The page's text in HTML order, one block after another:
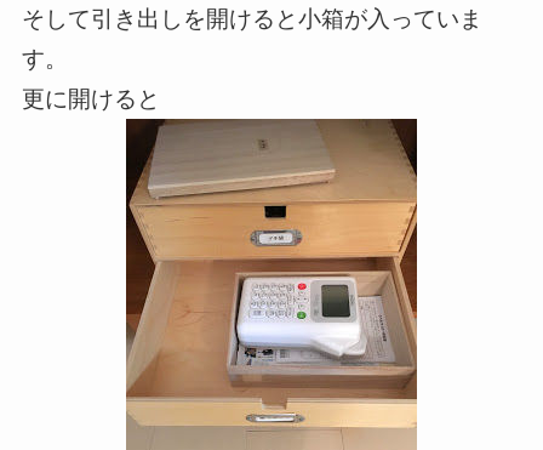
そして引き出しを開けると小箱が入っていま
す。
更に開けると